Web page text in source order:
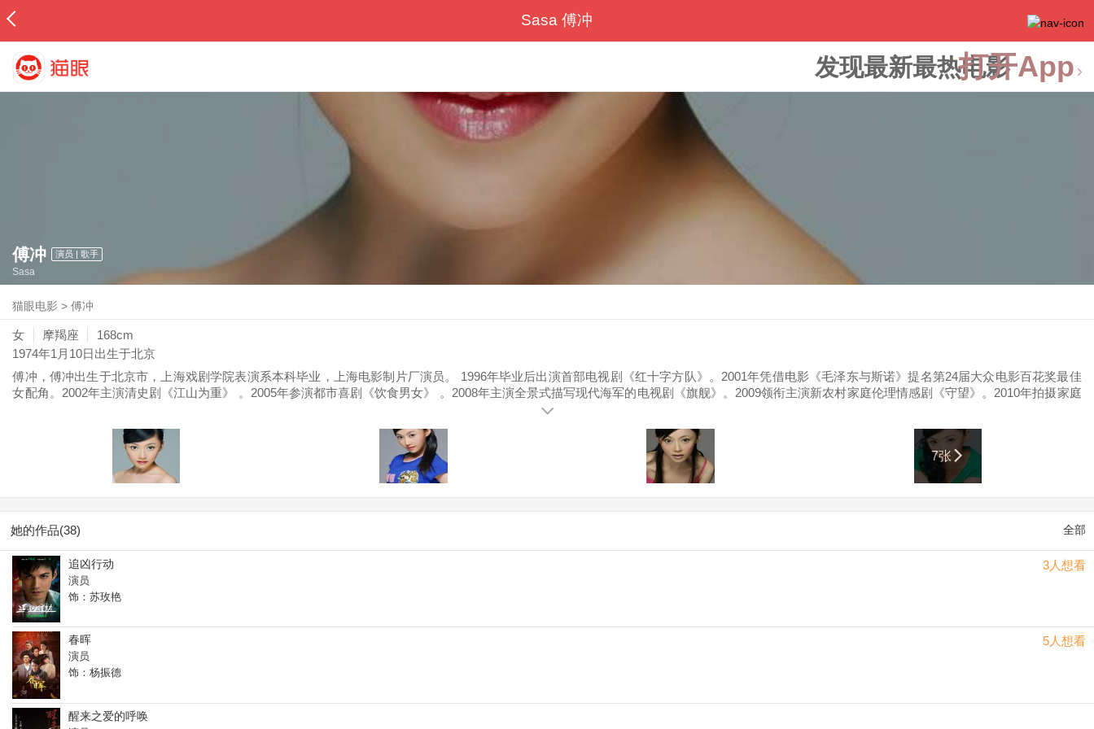
Sasa 傅冲
发现最新最热电影打开App
傅冲 演员 | 歌手
Sasa
猫眼电影 >傅冲
女 摩羯座
168cm
1974年1月10日 出生于北京
傅冲，傅冲出生于北京市，上海戏剧学院表演系本科毕业，上海电影制片厂演员。 1996年毕业后出演首部电视剧《红十字方队》。2001年凭借电影《毛泽东与斯诺》提名第24届大众电影百花奖最佳
女配角。2002年主演清史剧《江山为重》 。2005年参演都市喜剧《饮食男女》 。2008年主演全景式描写现代海军的电视剧《旗舰》。2009领衔主演新农村家庭伦理情感剧《守望》。2010年拍摄家庭
伦理剧《好歹一家人》。2016年主演中国首部反堕胎微电影公益微电影《一念》 ，2016年4月参演因果公益教育系列大电影《因果启示录》。 2012年获得上海市慈慧公益基金会授予的“爱心艺人”称
7张
她的作品(38) 全部
3人想看
追凶行动
演员
饰：苏玫艳
5人想看
春晖
演员
饰：杨振德
醒来之爱的呼唤